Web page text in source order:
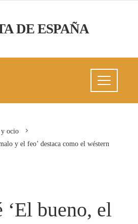
DE ESPAÑA
ocio
y el feo’ destaca como el wéstern
‘El bueno, el